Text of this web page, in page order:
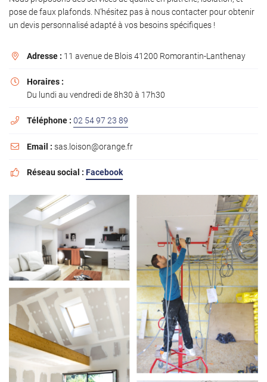
l'adresse email indiqué ci-dessus. Vous pouvez vous désinscrire à tout moment en
utilisantle formulaire de désinscription.
pose de faux plafonds. N'hésitez pas à nous contacter pour obtenir
un devis personnalisé adapté à vos besoins spécifiques !
 Adresse : 11 avenue de Blois 41200 Romorantin-Lanthenay

Horaires :
Du lundi au vendredi de 8h30 à 17h30
 Téléphone : 02 54 97 23 89
 Email : sas.loison@orange.fr
 Réseau social : Facebook